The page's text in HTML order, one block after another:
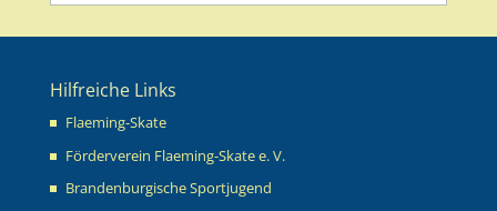
Hilfreiche Links
Flaeming-Skate
Förderverein Flaeming-Skate e. V.
Brandenburgische Sportjugend